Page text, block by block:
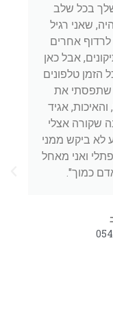
בכל שלב
שאני רגיל
אחרים
אבל כאן
הזמן טלפונים
שתפסתי את
אגיד
שקורה אצלי
לא ביקש ממני
ואני מאחל
כמוך".